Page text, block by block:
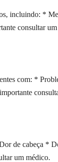
incluindo: *
consultar
com: *
de cabeça *
um médico.